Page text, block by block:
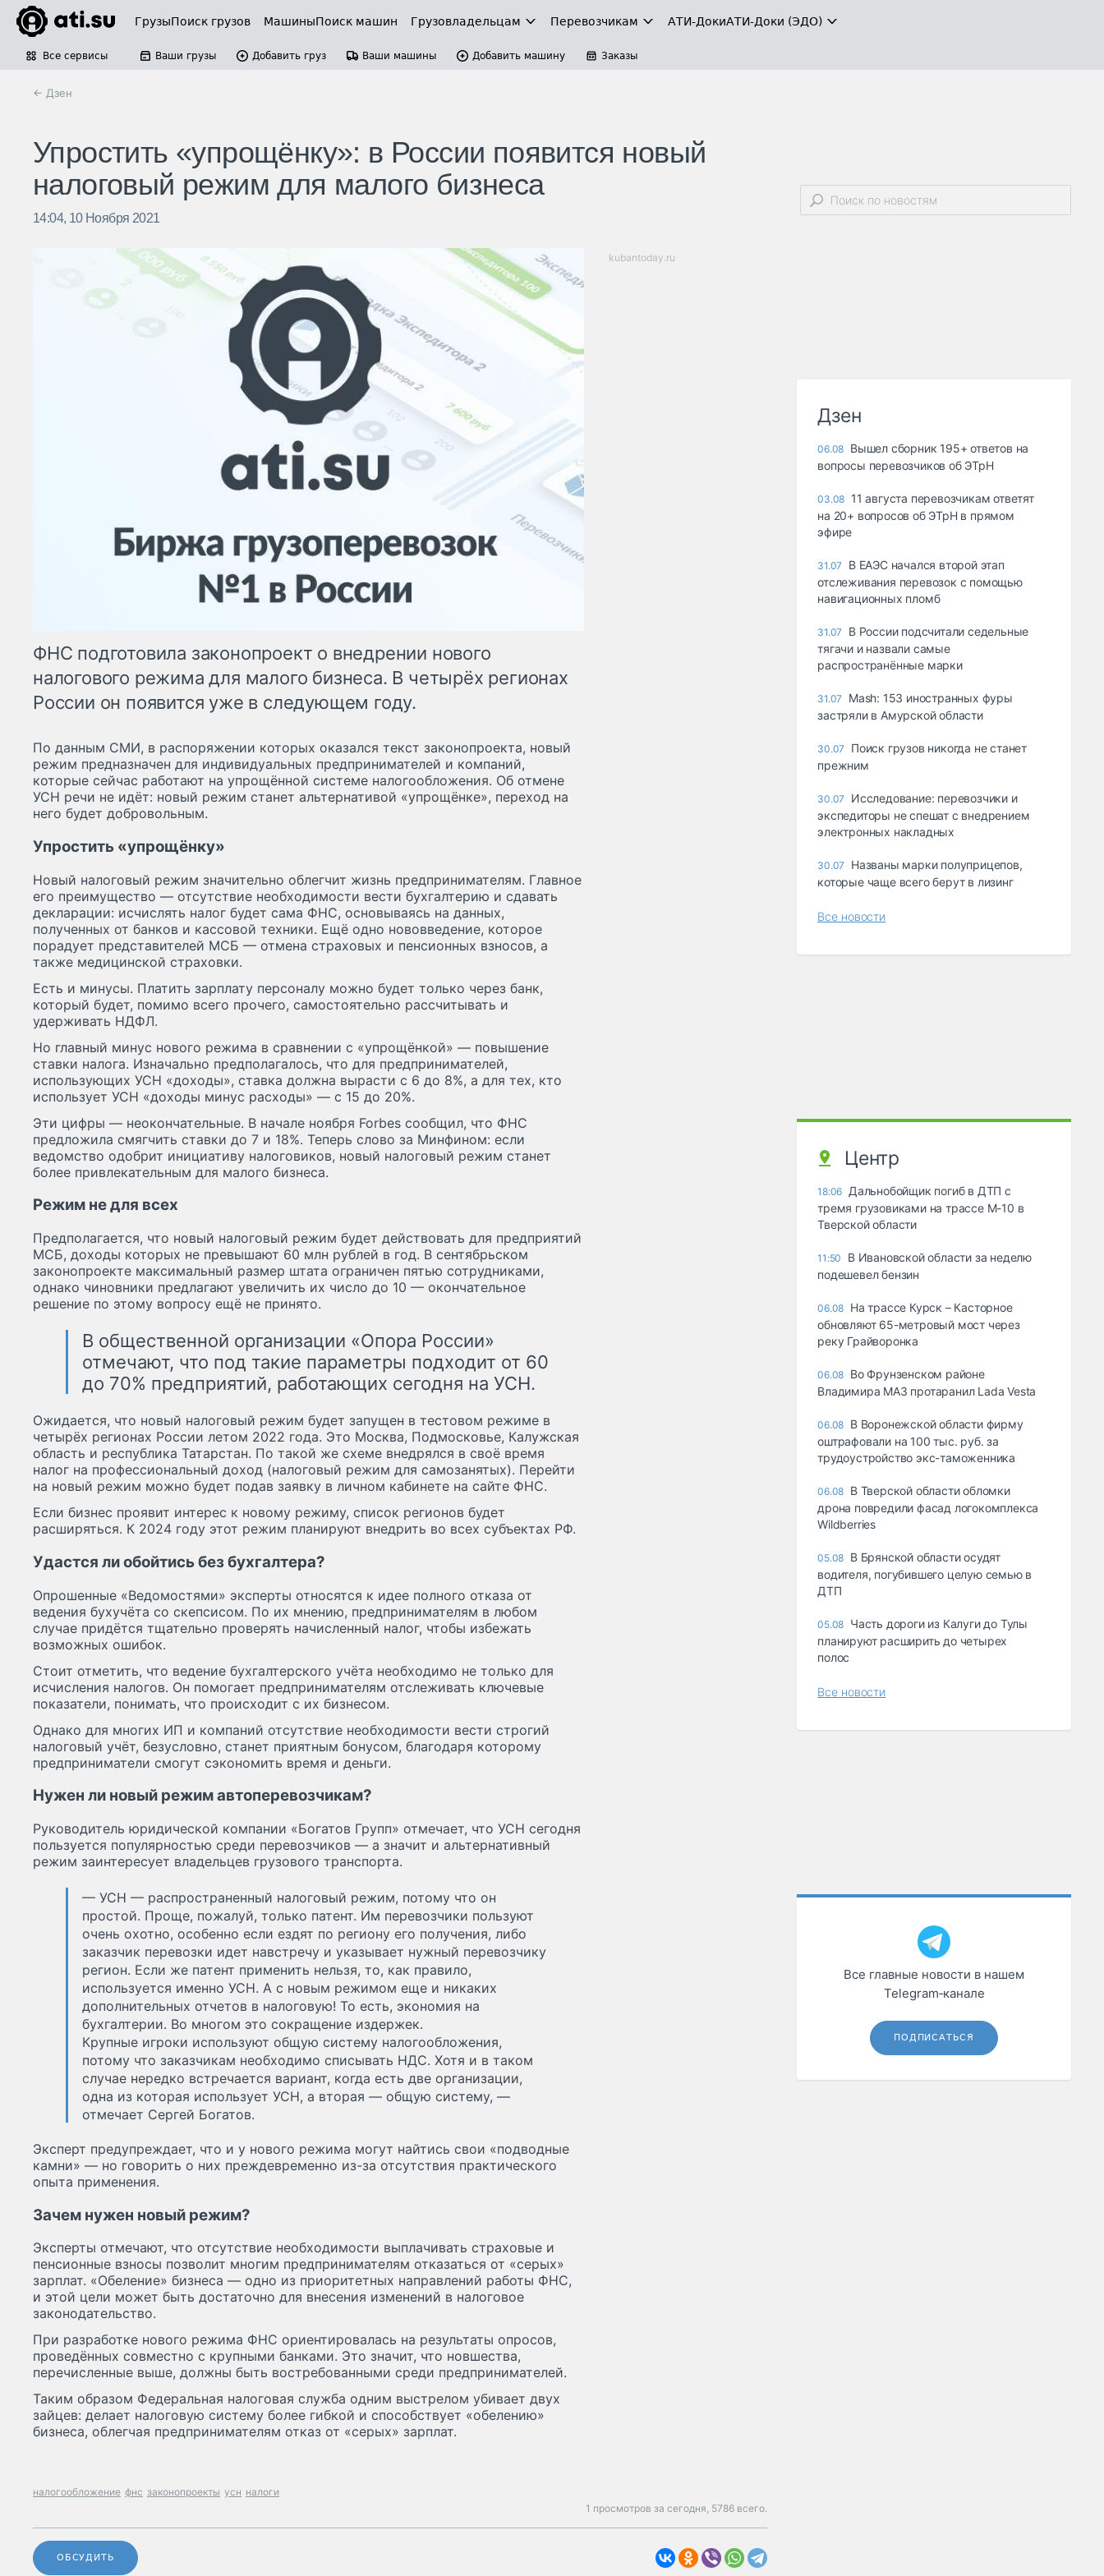
ГрузыПоиск грузов МашиныПоиск машин Грузовладельцам Перевозчикам АТИ-ДокиАТИ-Доки (ЭДО)
Все сервисы Ваши грузы Добавить груз Ваши машины Добавить машину Заказы
← Дзен
Упростить «упрощёнку»: в России появится новый
налоговый режим для малого бизнеса
14:04, 10 Ноября 2021
kubantoday.ru
ФНС подготовила законопроект о внедрении нового
налогового режима для малого бизнеса. В четырёх регионах
России он появится уже в следующем году.
По данным СМИ, в распоряжении которых оказался текст законопроекта, новый
режим предназначен для индивидуальных предпринимателей и компаний,
которые сейчас работают на упрощённой системе налогообложения. Об отмене
УСН речи не идёт: новый режим станет альтернативой «упрощёнке», переход на
него будет добровольным.
Упростить «упрощёнку»
Новый налоговый режим значительно облегчит жизнь предпринимателям. Главное
его преимущество — отсутствие необходимости вести бухгалтерию и сдавать
декларации: исчислять налог будет сама ФНС, основываясь на данных,
полученных от банков и кассовой техники. Ещё одно нововведение, которое
порадует представителей МСБ — отмена страховых и пенсионных взносов, а
также медицинской страховки.
Есть и минусы. Платить зарплату персоналу можно будет только через банк,
который будет, помимо всего прочего, самостоятельно рассчитывать и
удерживать НДФЛ.
Но главный минус нового режима в сравнении с «упрощёнкой» — повышение
ставки налога. Изначально предполагалось, что для предпринимателей,
использующих УСН «доходы», ставка должна вырасти с 6 до 8%, а для тех, кто
использует УСН «доходы минус расходы» — с 15 до 20%.
Эти цифры — неокончательные. В начале ноября Forbes сообщил, что ФНС
предложила смягчить ставки до 7 и 18%. Теперь слово за Минфином: если
ведомство одобрит инициативу налоговиков, новый налоговый режим станет
более привлекательным для малого бизнеса.
Режим не для всех
Предполагается, что новый налоговый режим будет действовать для предприятий
МСБ, доходы которых не превышают 60 млн рублей в год. В сентябрьском
законопроекте максимальный размер штата ограничен пятью сотрудниками,
однако чиновники предлагают увеличить их число до 10 — окончательное
решение по этому вопросу ещё не принято.
В общественной организации «Опора России»
отмечают, что под такие параметры подходит от 60
до 70% предприятий, работающих сегодня на УСН.
Ожидается, что новый налоговый режим будет запущен в тестовом режиме в
четырёх регионах России летом 2022 года. Это Москва, Подмосковье, Калужская
область и республика Татарстан. По такой же схеме внедрялся в своё время
налог на профессиональный доход (налоговый режим для самозанятых). Перейти
на новый режим можно будет подав заявку в личном кабинете на сайте ФНС.
Если бизнес проявит интерес к новому режиму, список регионов будет
расширяться. К 2024 году этот режим планируют внедрить во всех субъектах РФ.
Удастся ли обойтись без бухгалтера?
Опрошенные «Ведомостями» эксперты относятся к идее полного отказа от
ведения бухучёта со скепсисом. По их мнению, предпринимателям в любом
случае придётся тщательно проверять начисленный налог, чтобы избежать
возможных ошибок.
Стоит отметить, что ведение бухгалтерского учёта необходимо не только для
исчисления налогов. Он помогает предпринимателям отслеживать ключевые
показатели, понимать, что происходит с их бизнесом.
Однако для многих ИП и компаний отсутствие необходимости вести строгий
налоговый учёт, безусловно, станет приятным бонусом, благодаря которому
предприниматели смогут сэкономить время и деньги.
Нужен ли новый режим автоперевозчикам?
Руководитель юридической компании «Богатов Групп» отмечает, что УСН сегодня
пользуется популярностью среди перевозчиков — а значит и альтернативный
режим заинтересует владельцев грузового транспорта.
— УСН — распространенный налоговый режим, потому что он
простой. Проще, пожалуй, только патент. Им перевозчики пользуют
очень охотно, особенно если ездят по региону его получения, либо
заказчик перевозки идет навстречу и указывает нужный перевозчику
регион. Если же патент применить нельзя, то, как правило,
используется именно УСН. А с новым режимом еще и никаких
дополнительных отчетов в налоговую! То есть, экономия на
бухгалтерии. Во многом это сокращение издержек.
Крупные игроки используют общую систему налогообложения,
потому что заказчикам необходимо списывать НДС. Хотя и в таком
случае нередко встречается вариант, когда есть две организации,
одна из которая использует УСН, а вторая — общую систему, —
отмечает Сергей Богатов.
Эксперт предупреждает, что и у нового режима могут найтись свои «подводные
камни» — но говорить о них преждевременно из-за отсутствия практического
опыта применения.
Зачем нужен новый режим?
Эксперты отмечают, что отсутствие необходимости выплачивать страховые и
пенсионные взносы позволит многим предпринимателям отказаться от «серых»
зарплат. «Обеление» бизнеса — одно из приоритетных направлений работы ФНС,
и этой цели может быть достаточно для внесения изменений в налоговое
законодательство.
При разработке нового режима ФНС ориентировалась на результаты опросов,
проведённых совместно с крупными банками. Это значит, что новшества,
перечисленные выше, должны быть востребованными среди предпринимателей.
Таким образом Федеральная налоговая служба одним выстрелом убивает двух
зайцев: делает налоговую систему более гибкой и способствует «обелению»
бизнеса, облегчая предпринимателям отказ от «серых» зарплат.
налогообложение фнс законопроекты усн налоги
1 просмотров за сегодня, 5786 всего.
ОБСУДИТЬ
Дзен
06.08 Вышел сборник 195+ ответов на
вопросы перевозчиков об ЭТрН
03.08 11 августа перевозчикам ответят
на 20+ вопросов об ЭТрН в прямом
эфире
31.07
В ЕАЭС начался второй этап
отслеживания перевозок с помощью
навигационных пломб
31.07
В России подсчитали седельные
тягачи и назвали самые
распространённые марки
31.07
Mash: 153 иностранных фуры
застряли в Амурской области
30.07
Поиск грузов никогда не станет
прежним
30.07
Исследование: перевозчики и
экспедиторы не спешат с внедрением
электронных накладных
30.07
Названы марки полуприцепов,
которые чаще всего берут в лизинг
Все новости
Центр
18:06 Дальнобойщик погиб в ДТП с
тремя грузовиками на трассе М-10 в
Тверской области
11:50
В Ивановской области за неделю
подешевел бензин
06.08 На трассе Курск – Касторное
обновляют 65-метровый мост через
реку Грайворонка
06.08 Во Фрунзенском районе
Владимира МАЗ протаранил Lada Vesta
06.08 В Воронежской области фирму
оштрафовали на 100 тыс. руб. за
трудоустройство экс-таможенника
06.08 В Тверской области обломки
дрона повредили фасад логокомплекса
Wildberries
05.08 В Брянской области осудят
водителя, погубившего целую семью в
ДТП
05.08 Часть дороги из Калуги до Тулы
планируют расширить до четырех
полос
Все новости
Все главные новости в нашем
Telegram‑канале
ПОДПИСАТЬСЯ